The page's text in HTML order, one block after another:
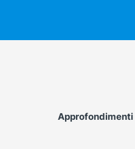
Approfondimenti